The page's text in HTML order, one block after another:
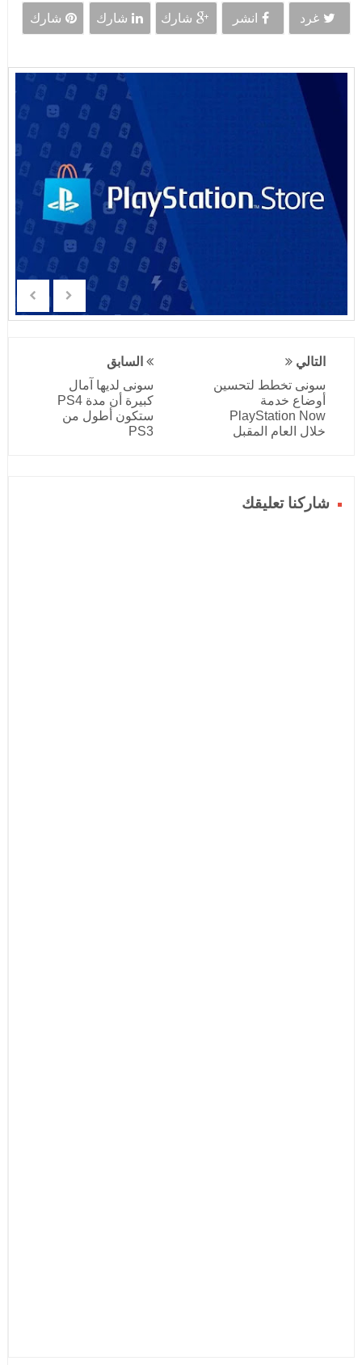
غرد انشر شارك شارك شارك
التالي
سونى تخطط لتحسين
أوضاع خدمة
PlayStation Now
خلال العام المقبل
السابق
سونى لديها آمال
كبيرة أن مدة PS4
ستكون أطول من
PS3
شاركنا تعليقك